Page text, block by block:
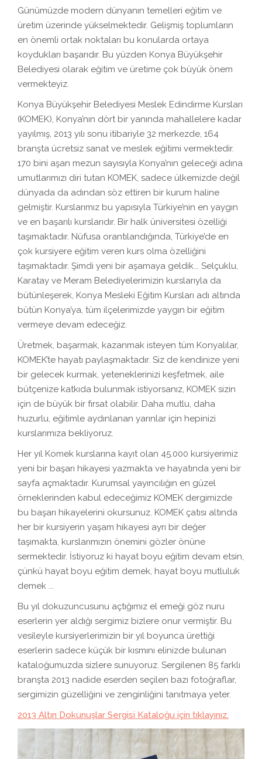
Günümüzde modern dünyanın temelleri eğitim ve
üretim üzerinde yükselmektedir. Gelişmiş toplumların
en önemli ortak noktaları bu konularda ortaya
koydukları başarıdır. Bu yüzden Konya Büyükşehir
Belediyesi olarak eğitim ve üretime çok büyük önem
vermekteyiz.
Konya Büyükşehir Belediyesi Meslek Edindirme Kursları
(KOMEK), Konya’nın dört bir yanında mahallelere kadar
yayılmış, 2013 yılı sonu itibariyle 32 merkezde, 164
branşta ücretsiz sanat ve meslek eğitimi vermektedir.
170 bini aşan mezun sayısıyla Konya’nın geleceği adına
umutlarımızı diri tutan KOMEK, sadece ülkemizde değil
dünyada da adından söz ettiren bir kurum haline
gelmiştir. Kurslarımız bu yapısıyla Türkiye’nin en yaygın
ve en başarılı kurslarıdır. Bir halk üniversitesi özelliği
taşımaktadır. Nüfusa orantılandığında, Türkiye’de en
çok kursiyere eğitim veren kurs olma özelliğini
taşımaktadır. Şimdi yeni bir aşamaya geldik... Selçuklu,
Karatay ve Meram Belediyelerimizin kurslarıyla da
bütünleşerek, Konya Mesleki Eğitim Kursları adı altında
bütün Konya’ya, tüm ilçelerimizde yaygın bir eğitim
vermeye devam edeceğiz.
Üretmek, başarmak, kazanmak isteyen tüm Konyalılar,
KOMEK’te hayatı paylaşmaktadır. Siz de kendinize yeni
bir gelecek kurmak, yeteneklerinizi keşfetmek, aile
bütçenize katkıda bulunmak istiyorsanız, KOMEK sizin
için de büyük bir fırsat olabilir. Daha mutlu, daha
huzurlu, eğitimle aydınlanan yarınlar için hepinizi
kurslarımıza bekliyoruz.
Her yıl Komek kurslarına kayıt olan 45.000 kursiyerimiz
yeni bir başarı hikayesi yazmakta ve hayatında yeni bir
sayfa açmaktadır. Kurumsal yayıncılığın en güzel
örneklerinden kabul edeceğimiz KOMEK dergimizde
bu başarı hikayelerini okursunuz. KOMEK çatısı altında
her bir kursiyerin yaşam hikayesi ayrı bir değer
taşımakta, kurslarımızın önemini gözler önüne
sermektedir. İstiyoruz ki hayat boyu eğitim devam etsin,
çünkü hayat boyu eğitim demek, hayat boyu mutluluk
demek ...
Bu yıl dokuzuncusunu açtığımız el emeği göz nuru
eserlerin yer aldığı sergimiz bizlere onur vermiştir. Bu
vesileyle kursiyerlerimizin bir yıl boyunca ürettiği
eserlerin sadece küçük bir kısmını elinizde bulunan
kataloğumuzda sizlere sunuyoruz. Sergilenen 85 farklı
branşta 2013 nadide eserden seçilen bazı fotoğraflar,
sergimizin güzelliğini ve zenginliğini tanıtmaya yeter.
2013 Altın Dokunuşlar Sergisi Kataloğu için tıklayınız.